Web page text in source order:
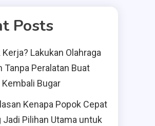
Posts
Kerja? Lakukan Olahraga
Tanpa Peralatan Buat
Kembali Bugar
Kenapa Popok Cepat
Jadi Pilihan Utama untuk